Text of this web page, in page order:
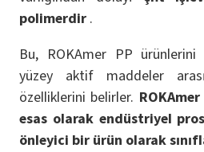
polimerdir .
Bu, ROKAmer PP
yüzey aktif maddeler
özelliklerini belirler.
esas olarak endüstriyel
önleyici bir ürün olarak